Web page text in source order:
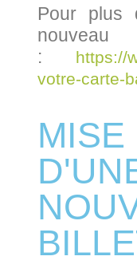
Pour plus
:
https://
votre-carte-
MISE